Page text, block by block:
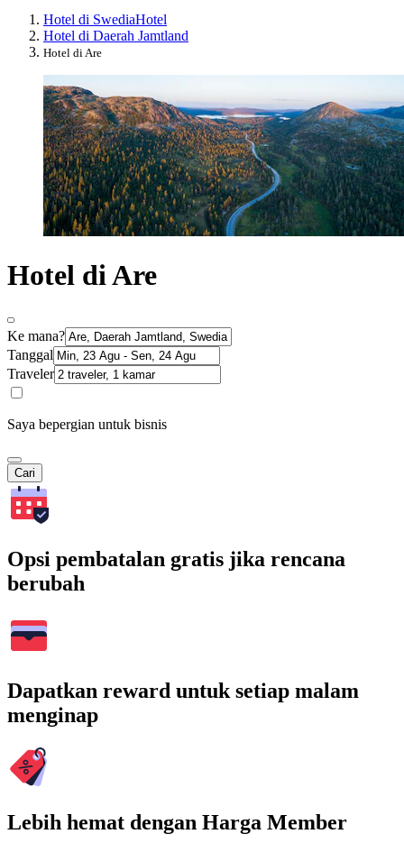
Hotel di SwediaHotel
Hotel di Daerah Jamtland
Hotel di Are
Hotel di Are
Ke mana?
Tanggal
Traveler
Saya bepergian untuk bisnis
Cari
Opsi pembatalan gratis jika rencana
berubah
Dapatkan reward untuk setiap malam
menginap
Lebih hemat dengan Harga Member